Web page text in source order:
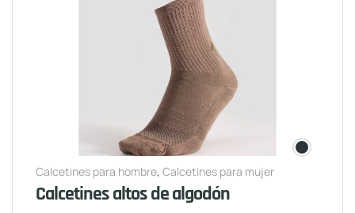
Calcetines para hombre, Calcetines para mujer
Calcetines altos de algodón